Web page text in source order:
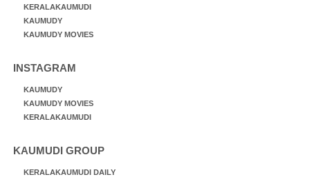
KERALAKAUMUDI
KAUMUDY
KAUMUDY MOVIES
INSTAGRAM
KAUMUDY
KAUMUDY MOVIES
KERALAKAUMUDI
KAUMUDI GROUP
KERALAKAUMUDI DAILY